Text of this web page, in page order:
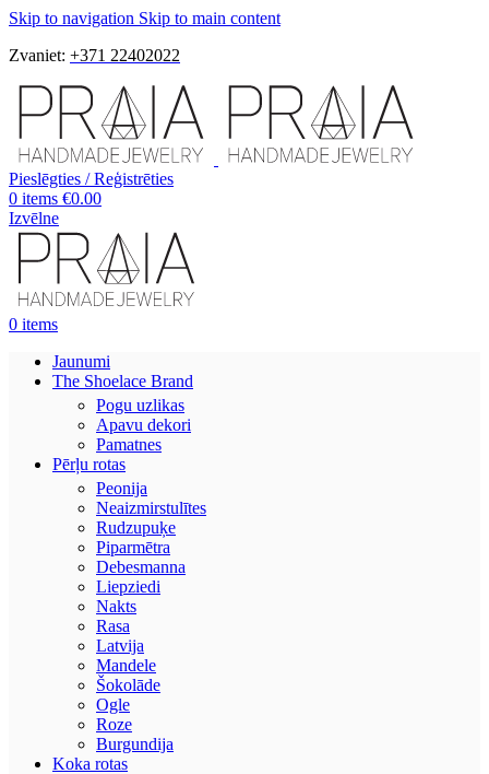
Skip to navigation Skip to main content
Zvaniet: +371 22402022
Pieslēgties / Reģistrēties
0 items €0.00
Izvēlne
0 items
Jaunumi
The Shoelace Brand
Pogu uzlikas
Apavu dekori
Pamatnes
Pērļu rotas
Peonija
Neaizmirstulītes
Rudzupuķe
Piparmētra
Debesmanna
Liepziedi
Nakts
Rasa
Latvija
Mandele
Šokolāde
Ogle
Roze
Burgundija
Koka rotas